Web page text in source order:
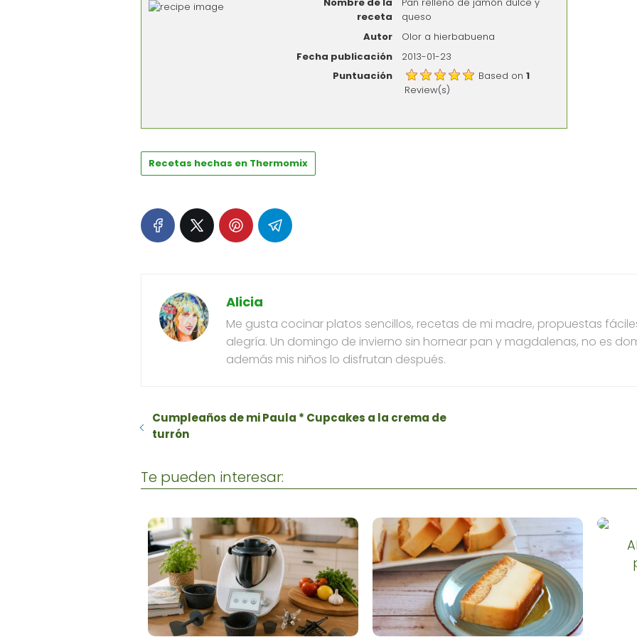
receta
queso
Autor
Olor a hierbabuena
Fecha publicación
2013-01-23
Puntuación
Based on 1
Review(s)
Recetas hechas en Thermomix
Alicia
Me gusta cocinar platos sencillos, recetas de mi madre, propuestas
alegría. Un domingo de invierno sin hornear pan y magdalenas, no es
además mis niños lo disfrutan después.
Cumpleaños de mi Paula * Cupcakes a la crema de
turrón
Te pueden interesar: